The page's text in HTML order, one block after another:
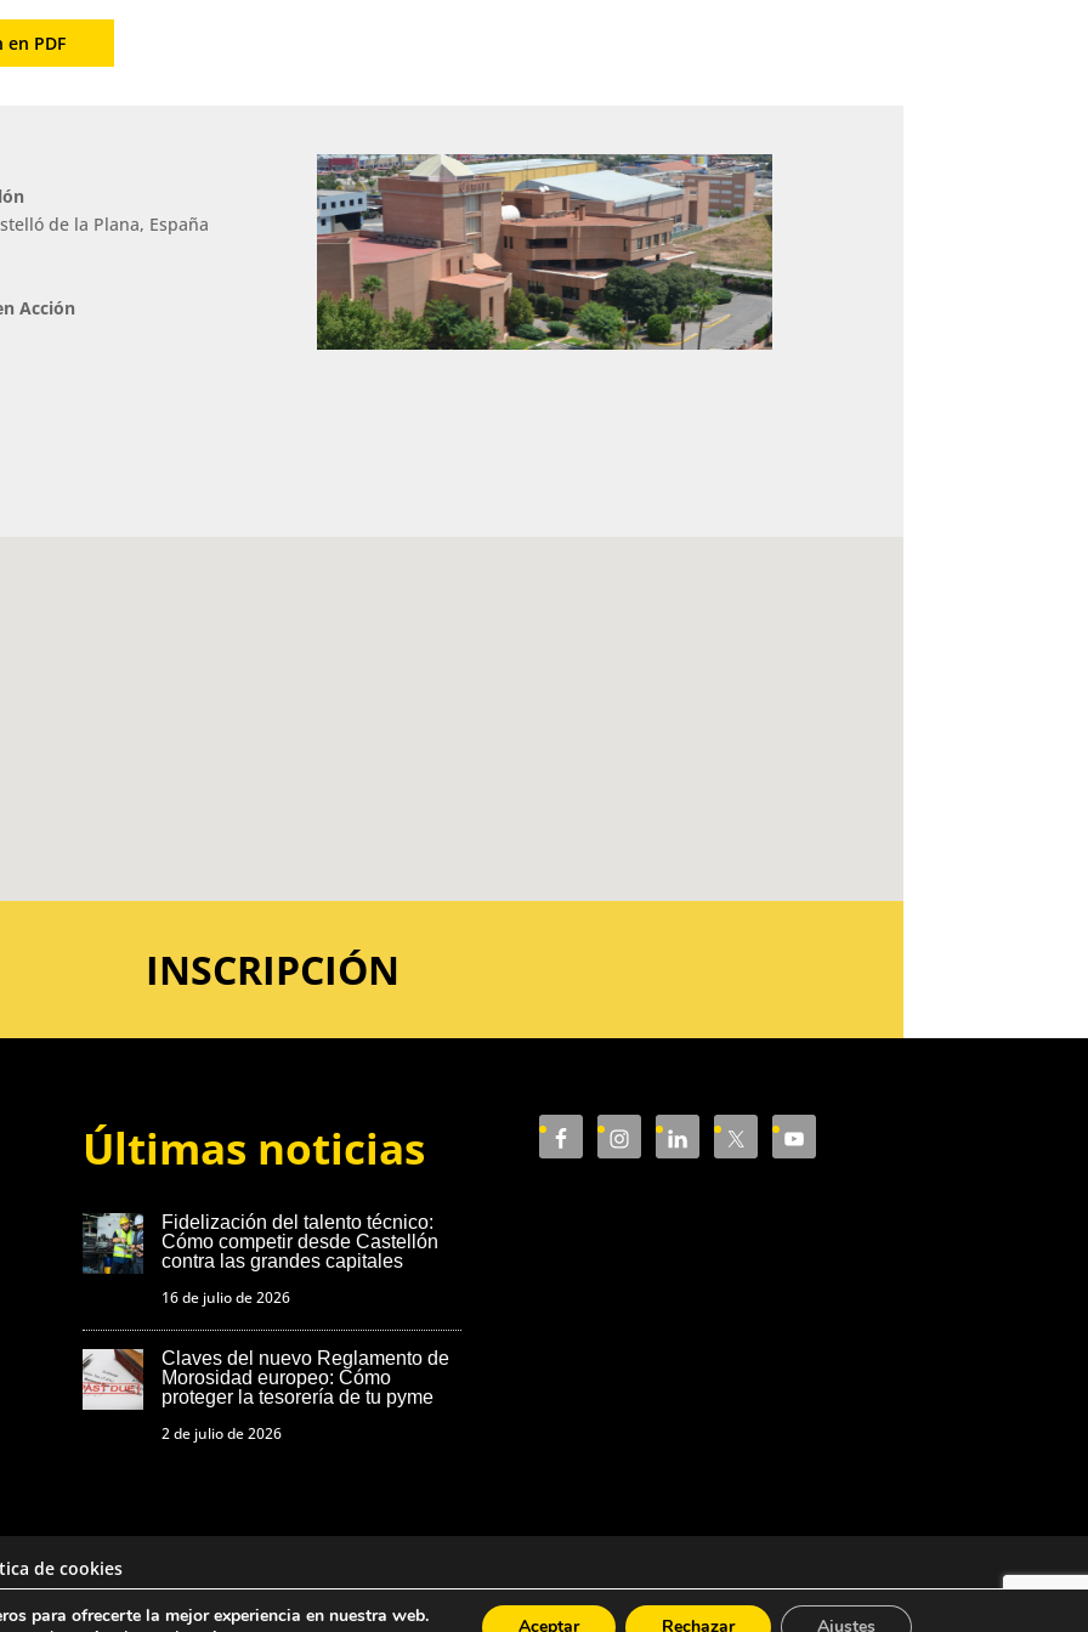
PDF
de la Plana, España
Acción
INSCRIPCIÓN
Últimas noticias
Fidelización del talento técnico:
Cómo competir desde Castellón
contra las grandes capitales
16 de julio de 2026
Claves del nuevo Reglamento de
Morosidad europeo: Cómo
proteger la tesorería de tu pyme
2 de julio de 2026
de cookies
para ofrecerte la mejor experiencia en nuestra web.
Aceptar Rechazar Ajustes